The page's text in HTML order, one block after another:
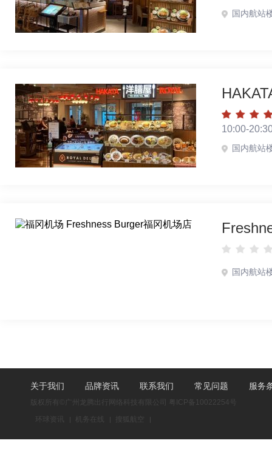
国内航站
10:00-
国内航站
国内航站
关于我们 品牌资讯 联系我们 常见问题 服务
版权所有©广州龙腾出行网络科技有限公司 粤ICP备10022254号
环球资讯 机务在线 搜狐航空